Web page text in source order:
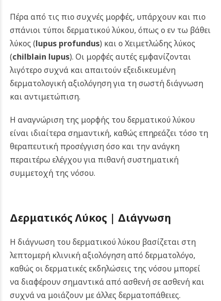
Πέρα από τις πιο συχνές μορφές, υπάρχουν και πιο
σπάνιοι τύποι δερματικού λύκου, όπως ο εν τω βάθει
λύκος (lupus profundus) και ο Χειμετλώδης λύκος
(chilblain lupus). Οι μορφές αυτές εμφανίζονται
λιγότερο συχνά και απαιτούν εξειδικευμένη
δερματολογική αξιολόγηση για τη σωστή διάγνωση
και αντιμετώπιση.
Η αναγνώριση της μορφής του δερματικού λύκου
είναι ιδιαίτερα σημαντική, καθώς επηρεάζει τόσο τη
θεραπευτική προσέγγιση όσο και την ανάγκη
περαιτέρω ελέγχου για πιθανή συστηματική
συμμετοχή της νόσου.
Δερματικός Λύκος | Διάγνωση
Η διάγνωση του δερματικού λύκου βασίζεται στη
λεπτομερή κλινική αξιολόγηση από δερματολόγο,
καθώς οι δερματικές εκδηλώσεις της νόσου μπορεί
να διαφέρουν σημαντικά από ασθενή σε ασθενή και
συχνά να μοιάζουν με άλλες δερματοπάθειες.